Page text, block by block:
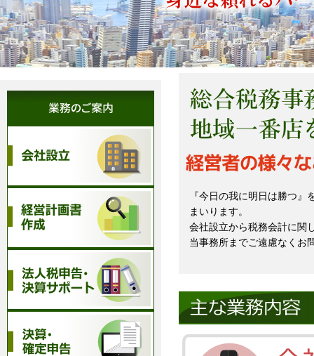
『今日の我に明日は勝つ』
まいります。
会社設立から税務会計に関
当事務所までご遠慮なくお